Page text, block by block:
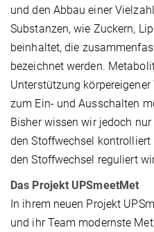
und den Abbau einer
Substanzen, wie Zuckern,
beinhaltet, die
bezeichnet werden.
Unterstützung
zum Ein- und Ausschalten
Bisher wissen wir jedoch
den Stoffwechsel
den Stoffwechsel reguliert
Das Projekt UPSmeetMet
In ihrem neuen Projekt
und ihr Team modernste